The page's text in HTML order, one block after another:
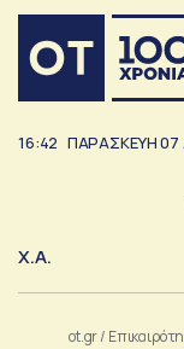
16:42 ΠΑΡΑΣΚΕΥΗ07
Χ.Α.
ot.gr/